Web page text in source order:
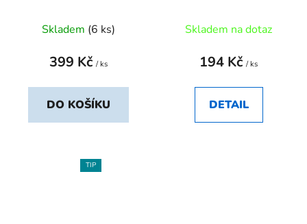
Skladem (6 ks)
399 Kč / ks
DO KOŠÍKU
Skladem na dotaz
194 Kč / ks
DETAIL
TIP